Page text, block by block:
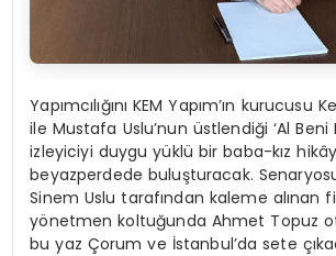
Yapımcılığını KEM Yapım’ın kurucusu
ile Mustafa Uslu’nun üstlendiği ‘Al Beni
izleyiciyi duygu yüklü bir baba-kız
beyazperdede buluşturacak.
Sinem Uslu tarafından kaleme alınan
yönetmen koltuğunda Ahmet Topuz
bu yaz Çorum ve İstanbul’da sete